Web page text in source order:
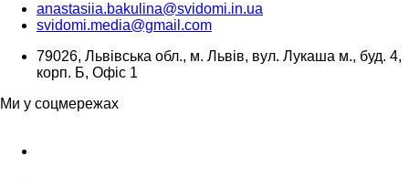
anastasiia.bakulina@svidomi.in.ua
svidomi.media@gmail.com
79026, Львівська обл., м. Львів, вул. Лукаша м., буд. 4,
корп. Б, Офіс 1
Ми у соцмережах